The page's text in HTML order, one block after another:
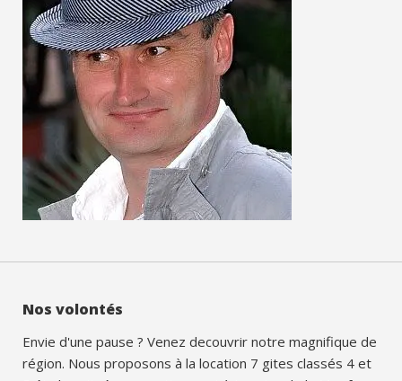
Nos volontés
Envie d'une pause ? Venez decouvrir notre magnifique de
région. Nous proposons à la location 7 gites classés 4 et